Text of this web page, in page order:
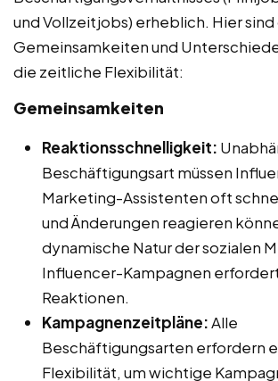
und Vollzeitjobs) erheblich. Hier sind
Gemeinsamkeiten und
die zeitliche Flexibilität:
Gemeinsamkeiten
Reaktionsschnelligkeit:
Beschäftigungsart müssen
Marketing-Assistenten oft
und Änderungen reagieren
dynamische Natur der sozialen
Influencer-Kampagnen
Reaktionen.
Kampagnenzeitpläne:Alle
Beschäftigungsarten erfordern
Flexibilität, um wichtige